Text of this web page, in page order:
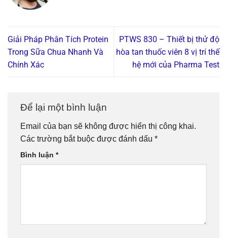
Giải Pháp Phân Tích Protein
Trong Sữa Chua Nhanh Và
Chính Xác
PTWS 830 – Thiết bị thử độ
hòa tan thuốc viên 8 vị trí thế
hệ mới của Pharma Test
Để lại một bình luận
Email của bạn sẽ không được hiển thị công khai.
Các trường bắt buộc được đánh dấu *
Bình luận *